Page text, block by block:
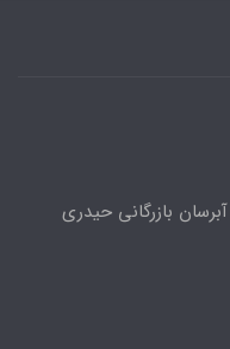
آبرسان بازرگانی حیدری